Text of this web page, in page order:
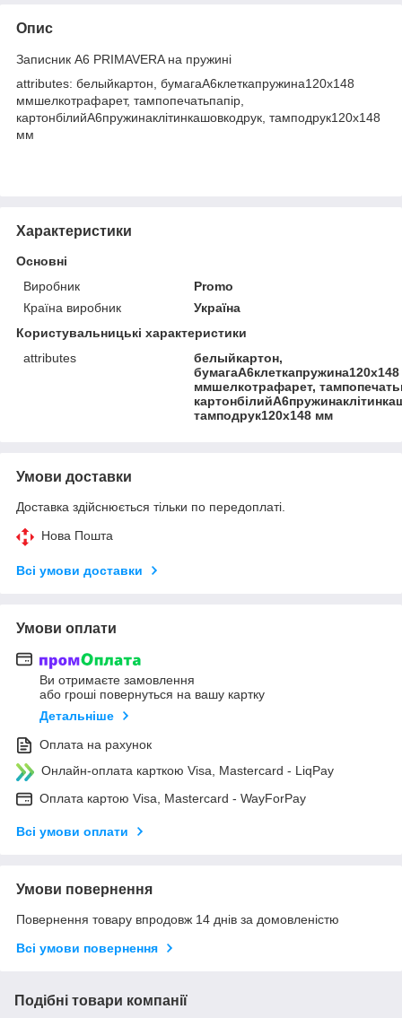
Опис
Записник А6 PRIMAVERA на пружині
attributes: белыйкартон, бумагаА6клеткапружина120x148
ммшелкотрафарет, тампопечатьпапір,
картонбілийА6пружинаклітинкашовкодрук, тамподрук120x148
мм
Характеристики
Основні
Виробник
Promo
Країна виробник
Україна
Користувальницькі характеристики
attributes
белыйкартон,
бумагаА6клеткапружина120х148
ммшелкотрафарет,
тамподрук120х148 мм
Умови доставки
Доставка здійснюється тільки по передоплаті.
Нова Пошта
Всі умови доставки
Умови оплати
Ви отримаєте замовлення
або гроші повернуться на вашу картку
Детальніше
Оплата на рахунок
Онлайн-оплата карткою Visa, Mastercard - LiqPay
Оплата картою Visa, Mastercard - WayForPay
Всі умови оплати
Умови повернення
Повернення товару впродовж 14 днів за домовленістю
Всі умови повернення
Подібні товари компанії